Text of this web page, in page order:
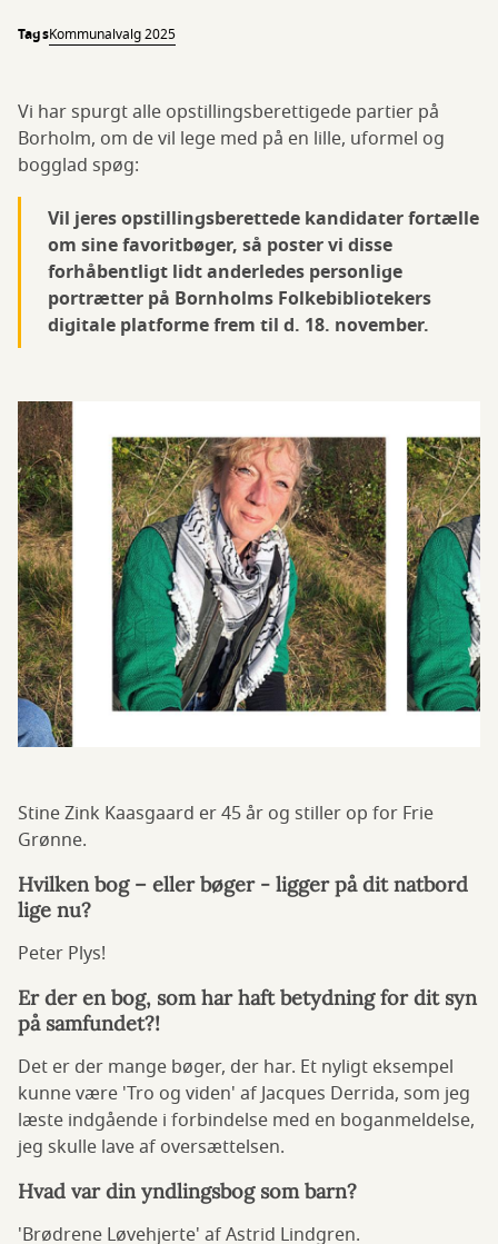
TagsKommunalvalg 2025
Vi har spurgt alle opstillingsberettigede partier på
Borholm, om de vil lege med på en lille, uformel og
bogglad spøg:
Vil jeres opstillingsberettede kandidater fortælle
om sine favoritbøger, så poster vi disse
forhåbentligt lidt anderledes personlige
portrætter på Bornholms Folkebibliotekers
digitale platforme frem til d. 18. november.
Stine Zink Kaasgaard er 45 år og stiller op for Frie
Grønne.
Hvilken bog – eller bøger - ligger på dit natbord
lige nu?
Peter Plys!
Er der en bog, som har haft betydning for dit syn
på samfundet?!
Det er der mange bøger, der har. Et nyligt eksempel
kunne være 'Tro og viden' af Jacques Derrida, som jeg
læste indgående i forbindelse med en boganmeldelse,
jeg skulle lave af oversættelsen.
Hvad var din yndlingsbog som barn?
'Brødrene Løvehjerte' af Astrid Lindgren.